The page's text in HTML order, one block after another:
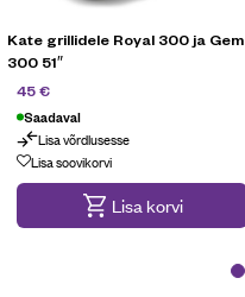
Kate grillidele Royal 300 ja Gem
300 51″
45€
Saadaval
Lisa võrdlusesse
Lisa soovikorvi
Lisa korvi